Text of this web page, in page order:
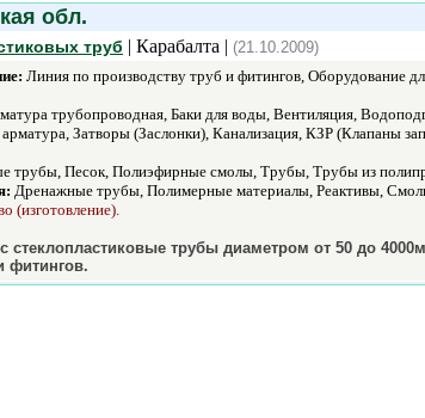
обл.
труб | Карабалта | (21.10.2009)
Линия по производству труб и фитингов, Оборудование
трубопроводная, Баки для воды, Вентиляция,
арматура, Затворы (Заслонки), Канализация, КЗР
трубы, Песок, Полиэфирные смолы, Трубы, Трубы из
Дренажные трубы, Полимерные материалы, Реактивы,
(изготовление).
стеклопластиковые трубы диаметром от 50 до
фитингов.